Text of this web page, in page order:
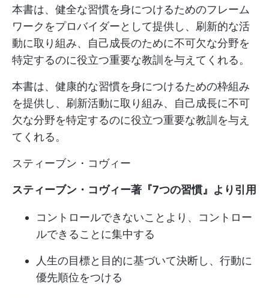
本書は、健全な習慣を身につけるためのフレーム
ワークをプロバイダーとして提供し、刷新的な活
動に取り組み、自己成長のために不可欠な分野を
特定するのに役立つ重要な教訓を与えてくれる。
本書は、健康的な習慣を身につけるための枠組み
を提供し、刷新活動に取り組み、自己成長に不可
欠な分野を特定するのに役立つ重要な教訓を与え
てくれる。
スティーブン・コヴィー
スティーブン・コヴィー著『7つの習慣』より引用
コントロールできないことより、コントロー
ルできることに集中する
人生の目標と目的に基づいて決断し、行動に
優先順位をつける